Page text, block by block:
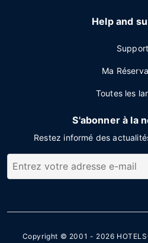
Help and
Support
Ma
Toutes les
S'abonner à la
Restez informé des
Copyright © 2001 - 2026